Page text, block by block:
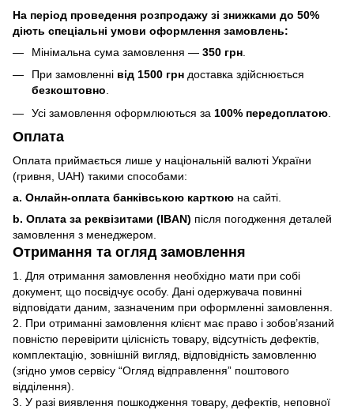
На період проведення розпродажу зі знижками до 50%
діють спеціальні умови оформлення замовлень:
Мінімальна сума замовлення — 350 грн
При замовленні від 1500 грн доставка здійснюється
безкоштовно.
Усі замовлення оформлюються за 100% передоплатою
Оплата
Оплата приймається лише у національній валюті України
(гривня, UAH) такими способами:
a. Онлайн-оплата банківською карткою на сайті.
b. Оплата за реквізитами (IBAN) після погодження деталей
замовлення з менеджером.
Отримання та огляд замовлення
1. Для отримання замовлення необхідно мати при собі
документ, що посвідчує особу. Дані одержувача повинні
відповідати даним, зазначеним при оформленні замовлення.
2. При отриманні замовлення клієнт має право і зобов’язаний
повністю перевірити цілісність товару, відсутність дефектів,
комплектацію, зовнішній вигляд, відповідність замовленню
(згідно умов сервісу “Огляд відправлення” поштового
відділення).
3. У разі виявлення пошкодження товару, дефектів, неповної